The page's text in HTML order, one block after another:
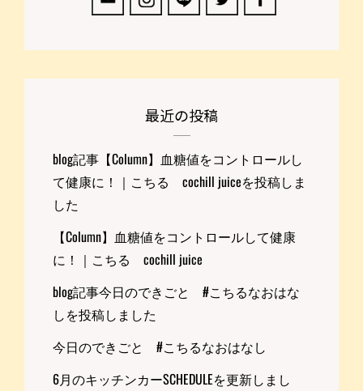
最近の投稿
blog記事【Column】血糖値をコントロールし
て健康に！｜こちる cochill juiceを投稿しま
した
【Column】血糖値をコントロールして健康
に！｜こちる cochill juice
blog記事今日のできごと #こちるなおはな
しを投稿しました
今日のできごと #こちるなおはなし
6月のキッチンカーSCHEDULEを更新しまし